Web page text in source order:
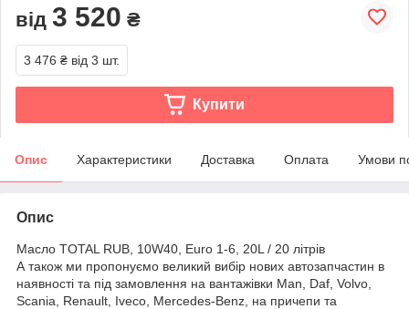
від 3 520 ₴
3 476 ₴ від 3 шт.
Купити
Опис Характеристики Доставка Оплата Умови
Опис
Масло TOTAL RUB, 10W40, Euro 1-6, 20L / 20 літрів
А також ми пропонуємо великий вибір нових автозапчастин в
наявності та під замовлення на вантажівки Man, Daf, Volvo,
Scania, Renault, Iveco, Mercedes-Benz, на причепи та